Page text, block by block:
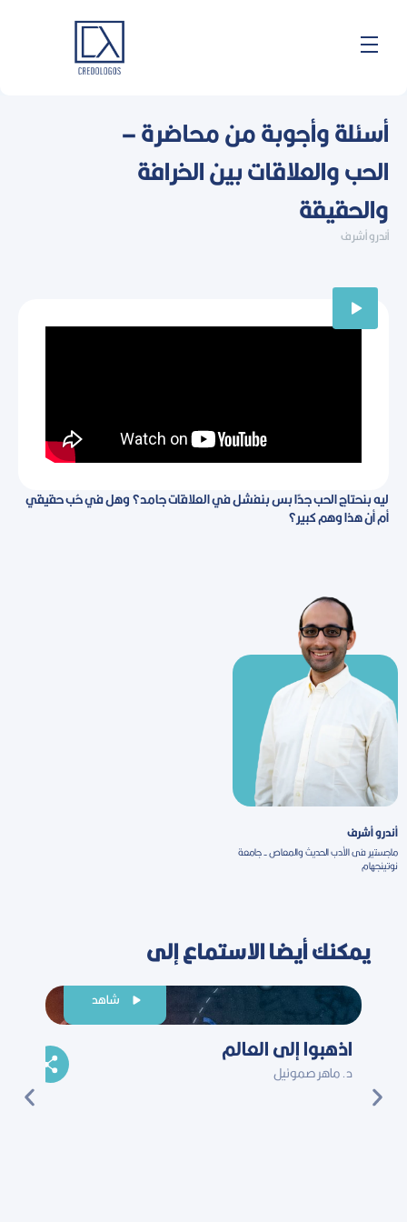
المحتوى
أسئلة وأجوبة من محاضرة –
الحب والعلاقات بين الخرافة
والحقيقة
أندرو أشرف
ليه بنحتاج الحب جدًا بس بنفشل في العلاقات جامد؟ وهل في حُب حقيقي
أم أن هذا وهم كبير؟
أندرو أشرف
ماجستير فى الأدب الحديث والمعاص - جامعة
نوتينجهام
يمكنك أيضا الاستماع إلى
اذهبوا إلى العالم
د. ماهر صموئيل